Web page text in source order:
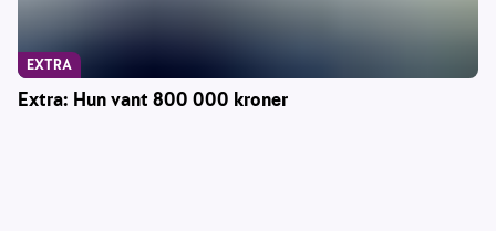
Extra: Hun vant 800 000 kroner
EXTRA